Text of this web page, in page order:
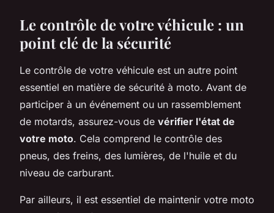
Le contrôle de votre véhicule : un
point clé de la sécurité
Le contrôle de votre véhicule est un autre point
essentiel en matière de sécurité à moto. Avant de
participer à un événement ou un rassemblement
de motards, assurez-vous de vérifier l'état de
votre moto. Cela comprend le contrôle des
pneus, des freins, des lumières, de l'huile et du
niveau de carburant.
Par ailleurs, il est essentiel de maintenir votre moto